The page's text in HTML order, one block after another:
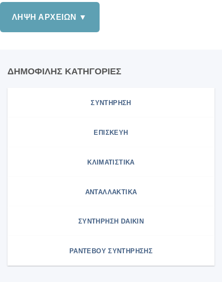
ΛΗΨΗ ΑΡΧΕΙΩΝ ▼
ΔΗΜΟΦΙΛΗΣ ΚΑΤΗΓΟΡΙΕΣ
ΣΥΝΤΗΡΗΣΗ
ΕΠΙΣΚΕΥΗ
ΚΛΙΜΑΤΙΣΤΙΚΑ
ΑΝΤΑΛΛΑΚΤΙΚΑ
ΣΥΝΤΉΡΗΣΗ DAIKIN
ΡΑΝΤΕΒΟΥ ΣΥΝΤΗΡΗΣΗΣ